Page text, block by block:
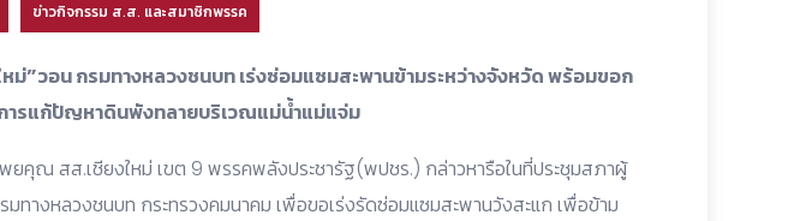
ข่าวกิจกรรม ส.ส. และสมาชิกพรรค
หม่”วอน กรมทางหลวงชนบท เร่งซ่อมแซมสะพานข้ามระหว่างจังหวัด พร้อมขอก
การแก้ปัญหาดินพังทลายบริเวณแม่น้ำแม่แจ่ม
ยคุณ สส.เชียงใหม่ เขต 9 พรรคพลังประชารัฐ(พปชร.) กล่าวหารือในที่ประชุมสภาผู้
มทางหลวงชนบท กระทรวงคมนาคม เพื่อขอเร่งรัดซ่อมแซมสะพานวังสะแก เพื่อข้าม